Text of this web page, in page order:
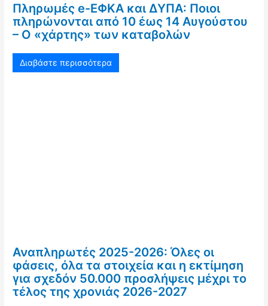
Πληρωμές e-ΕΦΚΑ και ΔΥΠΑ: Ποιοι
πληρώνονται από 10 έως 14 Αυγούστου
– Ο «χάρτης» των καταβολών
Διαβάστε περισσότερα
Αναπληρωτές 2025-2026: Όλες οι
φάσεις, όλα τα στοιχεία και η εκτίμηση
για σχεδόν 50.000 προσλήψεις μέχρι το
τέλος της χρονιάς 2026-2027